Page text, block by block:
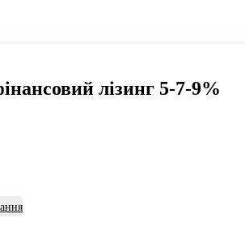
лізинг 5-7-9%